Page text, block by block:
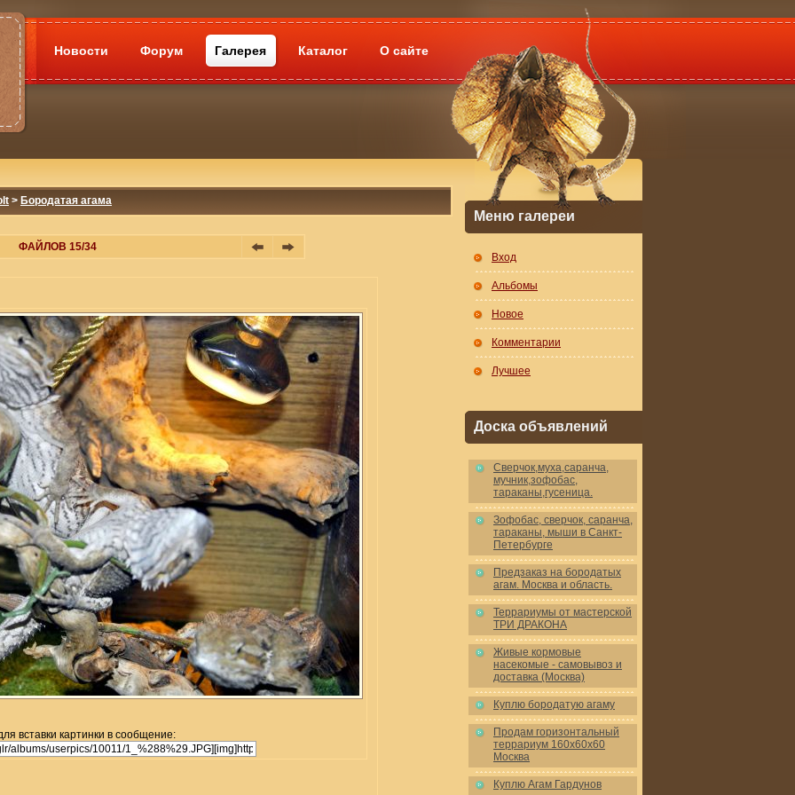
Новости Форум Галерея Каталог О сайте
> Бородатая агама
ФАЙЛОВ 15/34
вставки картинки в сообщение:
Меню галереи
Вход
Альбомы
Новое
Комментарии
Лучшее
Доска объявлений
Cверчок,муха,саранча,
мучник,зофобас,
тараканы,гусеница.
Зофобас, сверчок, саранча,
тараканы, мыши в Санкт-
Петербурге
Предзаказ на бородатых
агам. Москва и область.
Террариумы от мастерской
ТРИ ДРАКОНА
Живые кормовые
насекомые - самовывоз и
доставка (Москва)
Куплю бородатую агаму
Продам горизонтальный
террариум 160x60x60
Москва
Куплю Агам Гардунов